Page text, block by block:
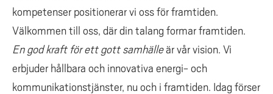
kompetenser positionerar vi oss för framtiden.
Välkommen till oss, där din talang formar framtiden.
En god kraft för ett gott samhälleär vår vision. Vi
erbjuder hållbara och innovativa energi- och
kommunikationstjänster, nu och i framtiden. Idag förser